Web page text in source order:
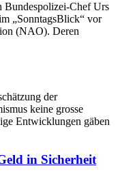
Bundespolizei-Chef Urs
„SonntagsBlick“ vor
(NAO). Deren
der
keine grosse
Entwicklungen gäben
in Sicherheit